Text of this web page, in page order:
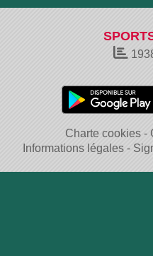
Charte cookies
Informations légales